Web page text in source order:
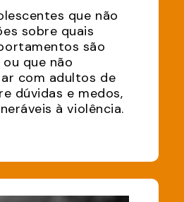
que não
sobre quais
são
que não
com adultos de
dúvidas e medos,
à violência.